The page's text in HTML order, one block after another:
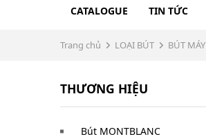
CATALOGUE TIN TỨC
Trang chủ LOẠI BÚT BÚT MÁY
THƯƠNG HIỆU
Bút MONTBLANC